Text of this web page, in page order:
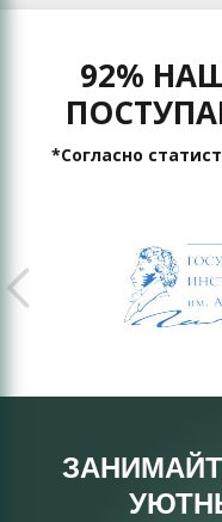
92%
*Согласно